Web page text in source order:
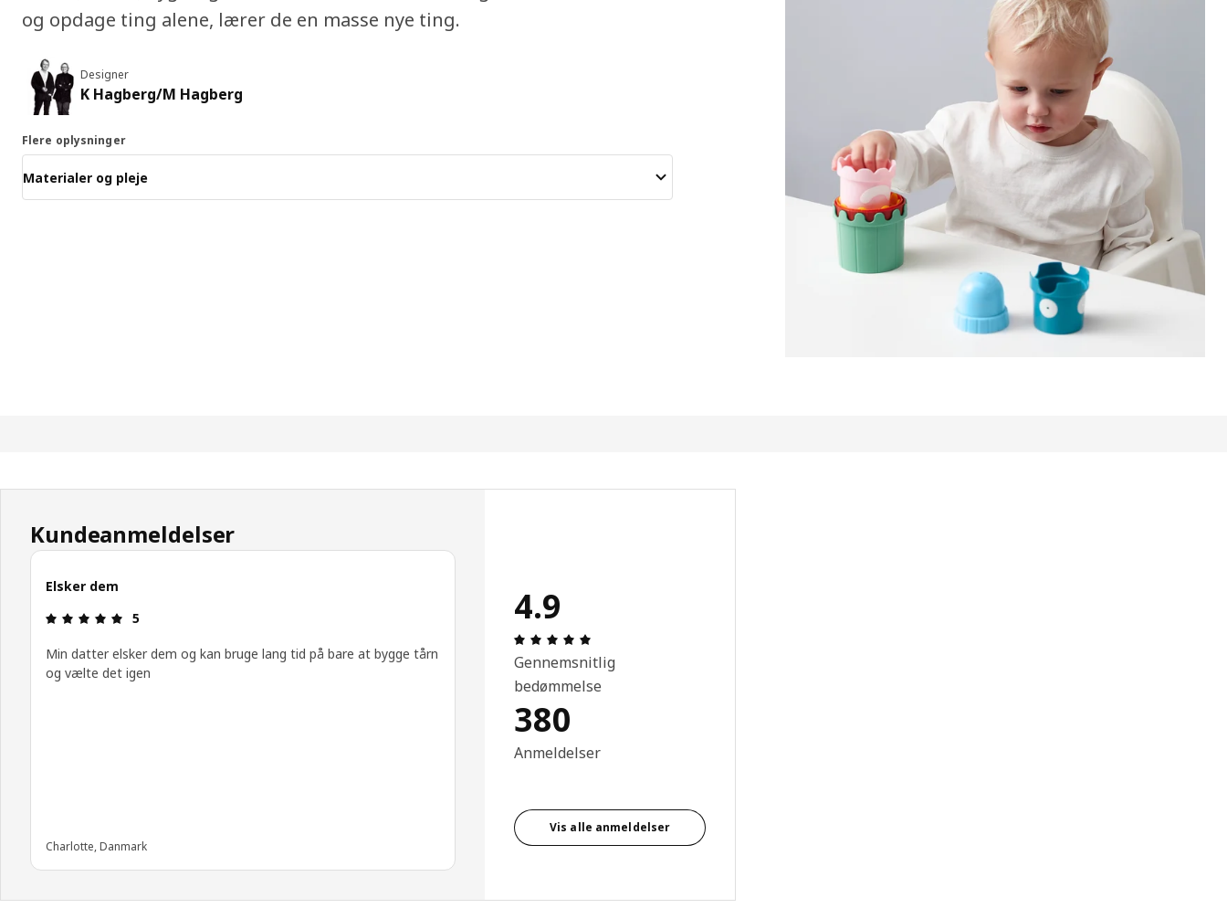
og opdage ting alene, lærer de en masse nye ting.
Designer
K Hagberg/M Hagberg
Flere oplysninger
Materialer og pleje
Kundeanmeldelser
Elsker dem
Anmeldelse: 5 Ud af 5 Stjerner.
5
Min datter elsker dem og kan bruge lang tid på bare at bygge tårn
og vælte det igen
Charlotte, Danmark
4.9
Gennemsnitlig
bedømmelse
380
Anmeldelser
Vis alle anmeldelser